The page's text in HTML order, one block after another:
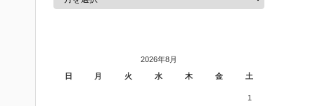
2026年8月
日
月 火 水 木 金 土
1